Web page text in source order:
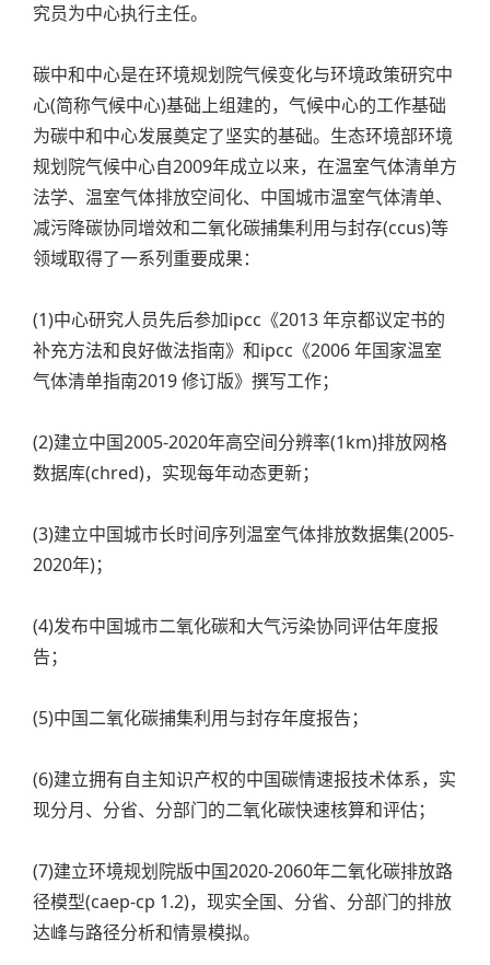
究员为中心执行主任。
碳中和中心是在环境规划院气候变化与环境政策研究中
心(简称气候中心)基础上组建的，气候中心的工作基础
为碳中和中心发展奠定了坚实的基础。生态环境部环境
规划院气候中心自2009年成立以来，在温室气体清单方
法学、温室气体排放空间化、中国城市温室气体清单、
减污降碳协同增效和二氧化碳捕集利用与封存(ccus)等
领域取得了一系列重要成果：
(1)中心研究人员先后参加ipcc《2013 年京都议定书的
补充方法和良好做法指南》和ipcc《2006 年国家温室
气体清单指南2019 修订版》撰写工作；
(2)建立中国2005-2020年高空间分辨率(1km)排放网格
数据库(chred)，实现每年动态更新；
(3)建立中国城市长时间序列温室气体排放数据集(2005-
2020年)；
(4)发布中国城市二氧化碳和大气污染协同评估年度报
告；
(5)中国二氧化碳捕集利用与封存年度报告；
(6)建立拥有自主知识产权的中国碳情速报技术体系，实
现分月、分省、分部门的二氧化碳快速核算和评估；
(7)建立环境规划院版中国2020-2060年二氧化碳排放路
径模型(caep-cp 1.2)，现实全国、分省、分部门的排放
达峰与路径分析和情景模拟。